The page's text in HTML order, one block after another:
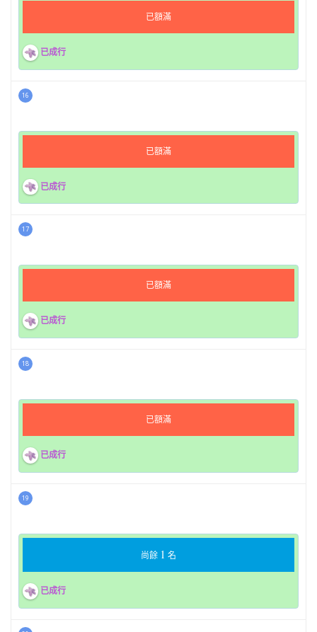
已額滿
已成行
16
已額滿
已成行
17
已額滿
已成行
18
已額滿
已成行
19
尚餘 1 名
已成行